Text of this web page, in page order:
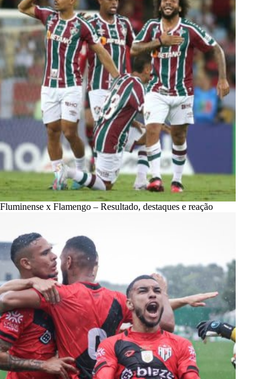
Fluminense x Flamengo – Resultado, destaques e reação